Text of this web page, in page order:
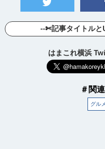
--✄記事タイトル
はまこれ横浜
＃関
グル